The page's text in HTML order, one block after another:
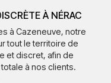
À NÉRAC
à Cazeneuve, notre
tout le territoire de
et discret, afin de
à nos clients.